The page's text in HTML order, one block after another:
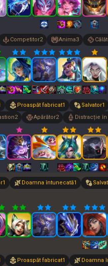
Competitor2 Anima3
Proaspăt fabricat1 Salvator1
2 Apărător2 Distracție
1 Doamna întunecată1
Proaspăt fabricat1 Doamna